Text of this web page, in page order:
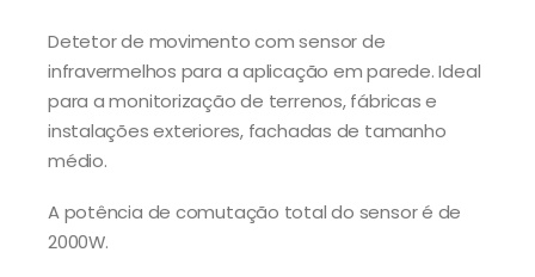
Detetor de movimento com sensor de
infravermelhos para a aplicação em parede. Ideal
para a monitorização de terrenos, fábricas e
instalações exteriores, fachadas de tamanho
médio.
A potência de comutação total do sensor é de
2000W.